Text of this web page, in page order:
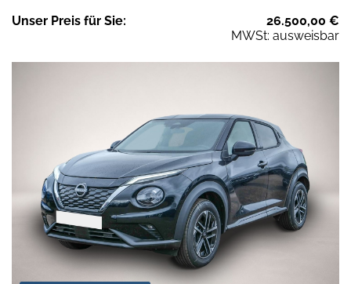
Unser Preis für Sie: 26.500,00 €
MWSt: ausweisbar